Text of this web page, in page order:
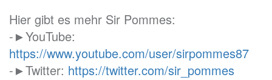
Hier gibt es mehr Sir Pommes:
-►YouTube:
https://www.youtube.com/user/sirpommes87
-►Twitter: https://twitter.com/sir_pommes